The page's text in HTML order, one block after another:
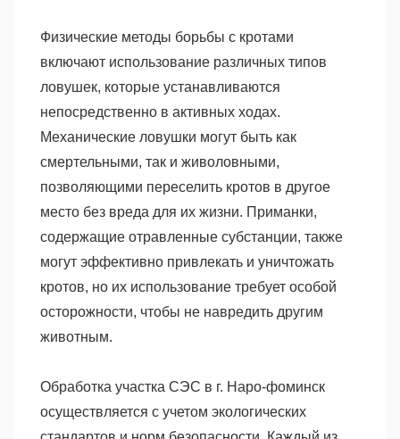
Физические методы борьбы с кротами
включают использование различных типов
ловушек, которые устанавливаются
непосредственно в активных ходах.
Механические ловушки могут быть как
смертельными, так и живоловными,
позволяющими переселить кротов в другое
место без вреда для их жизни. Приманки,
содержащие отравленные субстанции, также
могут эффективно привлекать и уничтожать
кротов, но их использование требует особой
осторожности, чтобы не навредить другим
животным.
Обработка участка СЭС в г. Наро-фоминск
осуществляется с учетом экологических